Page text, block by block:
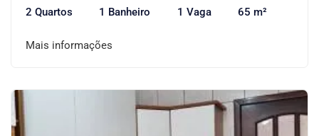
2 Quartos 1 Banheiro 1 Vaga 65 m²
Mais informações